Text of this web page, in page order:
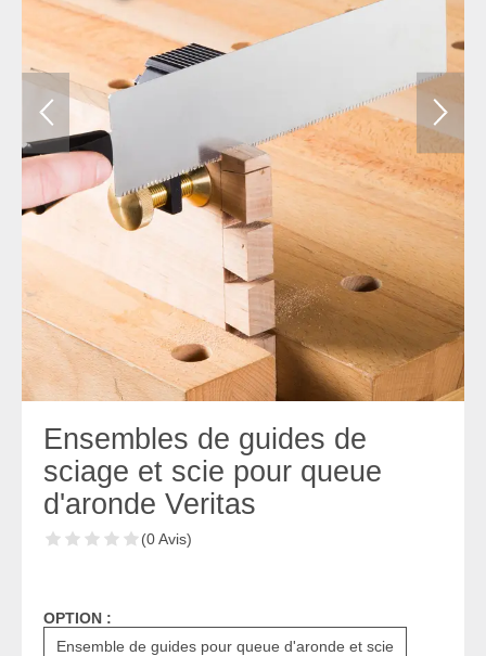
Ensembles de guides de
sciage et scie pour queue
d'aronde Veritas
(0 Avis)
OPTION :
Ensemble de guides pour queue d'aronde et scie